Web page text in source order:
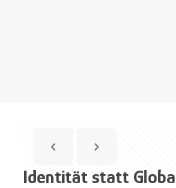
Identität statt